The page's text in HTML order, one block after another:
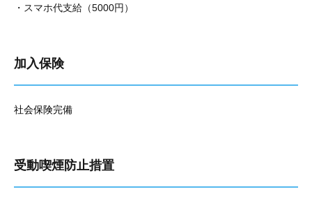
・スマホ代支給（5000円）
加入保険
社会保険完備
受動喫煙防止措置